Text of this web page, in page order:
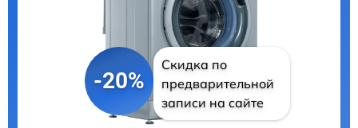
-20%
Скидка по
предварительной
записи на сайте